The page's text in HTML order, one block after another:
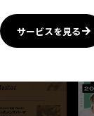
サービスを見る